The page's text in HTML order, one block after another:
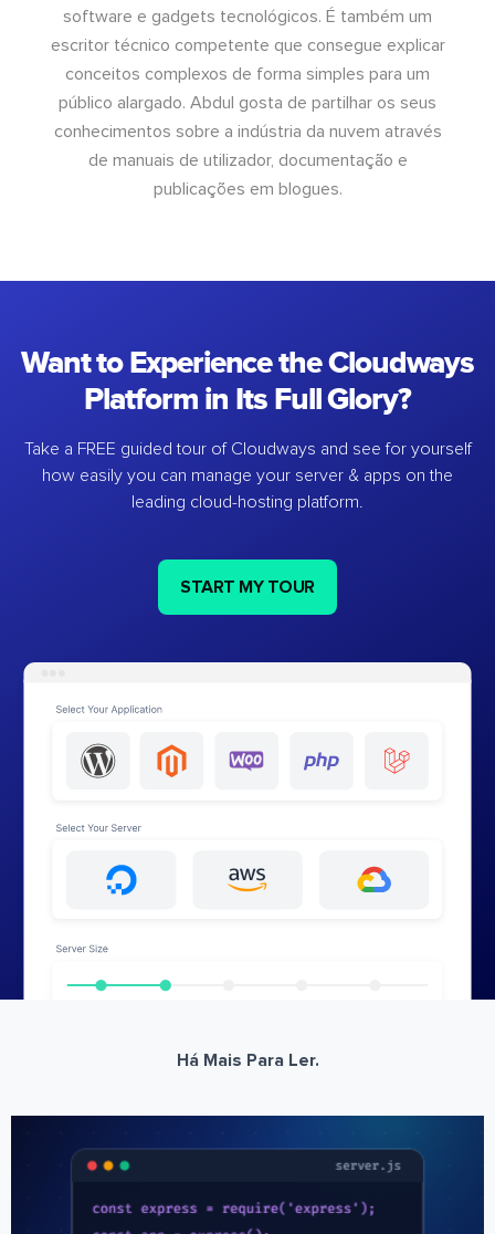
software e gadgets tecnológicos. É também um
escritor técnico competente que consegue explicar
conceitos complexos de forma simples para um
público alargado. Abdul gosta de partilhar os seus
conhecimentos sobre a indústria da nuvem através
de manuais de utilizador, documentação e
publicações em blogues.
Want to Experience the Cloudways
Platform in Its Full Glory?
Take a FREE guided tour of Cloudways and see for yourself
how easily you can manage your server & apps on the
leading cloud-hosting platform.
START MY TOUR
Há Mais Para Ler.